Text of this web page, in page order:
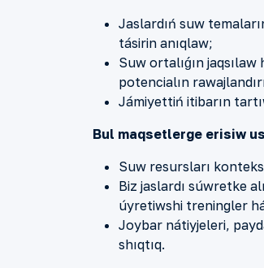
Jaslardıń suw
tásirin anıqlaw;
Suw ortalıǵın jaqsılaw
potencialın
Jámiyettiń itibarın
Bul maqsetlerge erisiw
Suw resursları
Biz jaslardı súwretke
úyretiwshi treningler
Joybar nátiyjeleri,
shıqtıq.